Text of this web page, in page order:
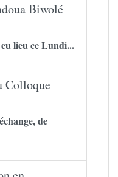
Biwolé
lieu ce Lundi...
Colloque
de